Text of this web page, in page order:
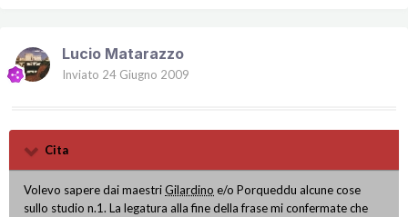
Lucio Matarazzo
Inviato 24 Giugno 2009
Cita
Volevo sapere dai maestriGilardino e/o Porqueddu alcune cose
sullo studio n.1. La legatura alla fine della frase mi confermate che